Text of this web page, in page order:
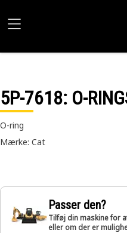
5P-7618: O-
O-ring
Mærke: Cat
Passer den?
Tilføj din maskine for
eller om der er